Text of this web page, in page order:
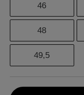
46
48
49,5